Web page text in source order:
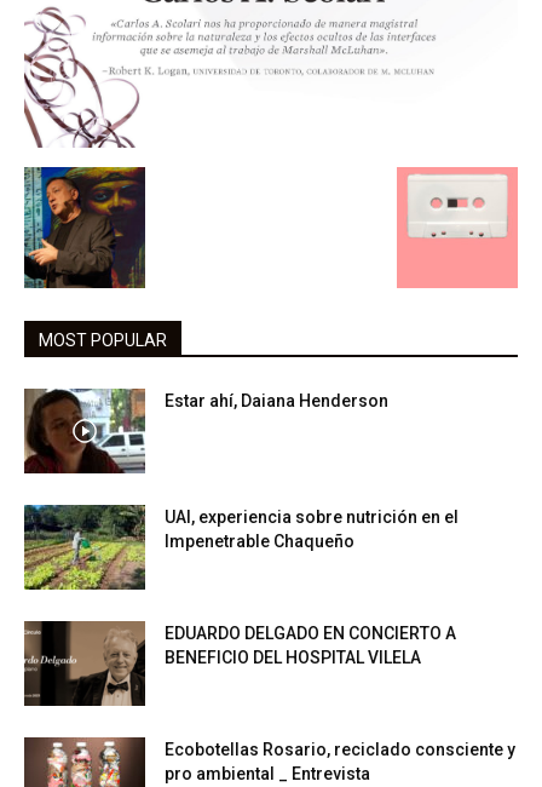
MOST POPULAR
Estar ahí, Daiana Henderson
UAI, experiencia sobre nutrición en el
Impenetrable Chaqueño
EDUARDO DELGADO EN CONCIERTO A
BENEFICIO DEL HOSPITAL VILELA
Ecobotellas Rosario, reciclado consciente y
pro ambiental _ Entrevista